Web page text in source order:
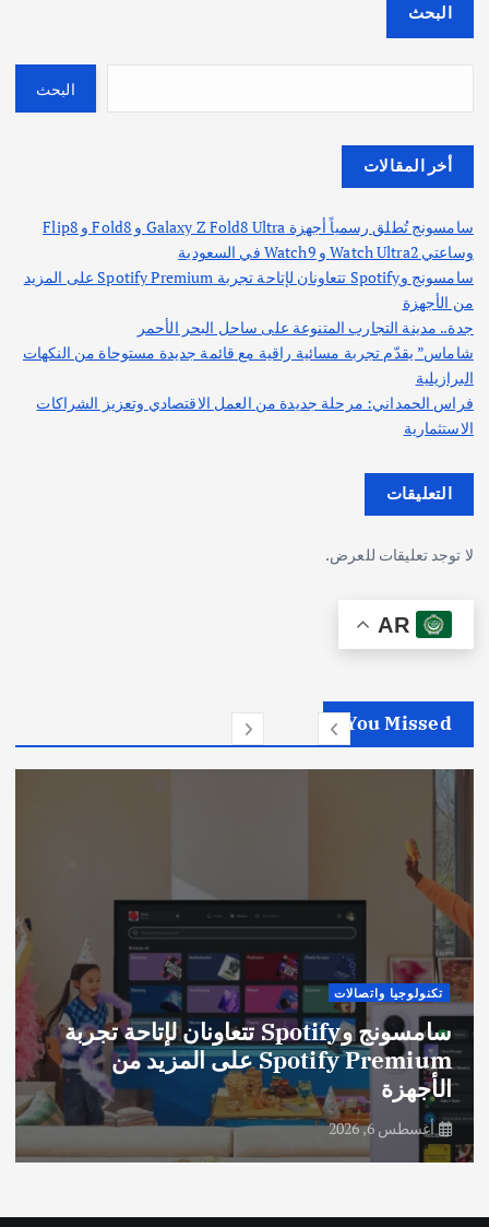
البحث
البحث
أخر المقالات
سامسونج تُطلق رسمياً أجهزة Galaxy Z Fold8 Ultra و Fold8 و Flip8
وساعتي Watch Ultra2 و Watch9 في السعودية
سامسونج وSpotify تتعاونان لإتاحة تجربة Spotify Premium على المزيد
من الأجهزة
جدة.. مدينة التجارب المتنوعة على ساحل البحر الأحمر
شاماس” يقدّم تجربة مسائية راقية مع قائمة جديدة مستوحاة من النكهات
البرازيلية
فراس الحمداني: مرحلة جديدة من العمل الاقتصادي وتعزيز الشراكات
الاستثمارية
التعليقات
لا توجد تعليقات للعرض.
AR
You Missed
تكنولوجيا واتصالات
سامسونج وSpotify تتعاونان لإتاحة تجربة
Spotify Premium على المزيد من
الأجهزة
أغسطس 6, 2026